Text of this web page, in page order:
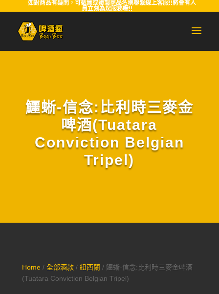
如對商品有疑問，可截圖或複製商品名稱聯繫線上客服!!將會有人
員立刻為您服務喔!!
鱷蜥-信念:比利時三麥金
啤酒(Tuatara
Conviction Belgian
Tripel)
Home/ 全部酒款/ 紐西蘭/ 鱷蜥-信念:比利時三麥金啤酒
(Tuatara Conviction Belgian Tripel)